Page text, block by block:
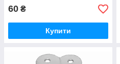
60 ₴
Купити